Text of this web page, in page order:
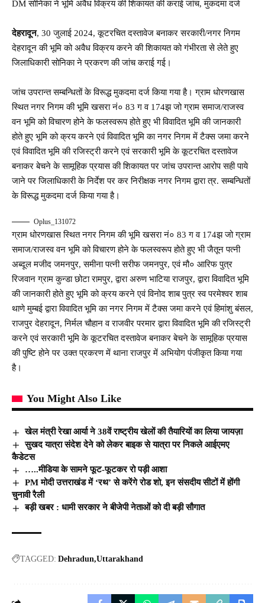
DM सोनिका ने भूमि अवैध विक्रय की शिकायत की कराई जांच, मुकदमा दर्ज
देहरादून, 30 जुलाई 2024, कूटरचित दस्तावेज बनाकर सरकारी/नगर निगम
देहरादून की भूमि को अवैध विक्रय करने की शिकायत को गंभीरता से लेते हुए
जिलाधिकारी सोनिका ने प्रकरण की जांच कराई गई।
जांच उपरान्त सम्बन्धितों के विरूद्ध मुकदमा दर्ज किया गया है। ग्राम धोरणखास
स्थित नगर निगम की भूमि खसरा नं० 83 ग व 174झ जो ग्राम समाज/राजस्व
वन भूमि को विचारण होने के फलस्वरूप होते हुए भी विवादित भूमि की जानकारी
होते हुए भूमि को क्रय करने एवं विवादित भूमि का नगर निगम में टैक्स जमा करने
एवं विवादित भूमि की रजिस्ट्री करने एवं सरकारी भूमि के कूटरचित दस्तावेज
बनाकर बेचने के सामूहिक प्रयास की शिकायत पर जांच उपरान्त आरोप सही पाये
जाने पर जिलाधिकारी के निर्देश पर कर निरीक्षक नगर निगम द्वारा त्र. सम्बन्धितों
के विरूद्ध मुकदमा दर्ज किया गया है।
Oplus_131072
ग्राम धोरणखास स्थित नगर निगम की भूमि खसरा नं० 83 ग व 174झ जो ग्राम
समाज/राजस्व वन भूमि को विचारण होने के फलस्वरूप होते हुए भी जैतून पत्नी
अब्दूल मजीद जमनपुर, समीना पत्नी सरीफ जमनपुर, एवं मौ० आरिफ पुत्र
रिजवान ग्राम कुन्डा छोटा रामपुर, द्वारा अरुण भाटिया राजपुर, द्वारा विवादित भूमि
की जानकारी होते हुए भूमि को क्रय करने एवं विनोद शाब पुत्र स्व परमेश्वर शाब
थाणे मुम्बई द्वारा विवादित भूमि का नगर निगम में टैक्स जमा करने एवं हिमांशु बंसल,
राजपुर देहरादून, निर्मल चौहान व राजवीर परमार द्वारा विवादित भूमि की रजिस्ट्री
करने एवं सरकारी भूमि के कूटरचित दस्तावेज बनाकर बेचने के सामूहिक प्रयास
की पुष्टि होने पर उक्त प्रकरण में थाना राजपुर में अभियोग पंजीकृत किया गया
है।
You Might Also Like
खेल मंत्री रेखा आर्या ने 38वें राष्ट्रीय खेलों की तैयारियों का लिया जायज़ा
सुखद यात्रा संदेश देने को लेकर बाइक से यात्रा पर निकले आईएमए
कैडेटस
…..मीडिया के सामने फूट-फूटकर रो पड़ी आशा
PM मोदी उत्तराखंड में ‘रथ’ से करेंगे रोड शो, इन संसदीय सीटों में होंगी
चुनावी रैली
बड़ी खबर : धामी सरकार ने बीजेपी नेताओं को दी बड़ी सौगात
TAGGED: Dehradun Uttarakhand